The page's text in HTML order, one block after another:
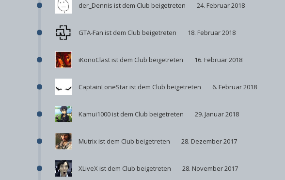
der_Dennis ist dem Club beigetreten 24. Februar 2018
GTA-Fan ist dem Club beigetreten 18. Februar 2018
iKonoClastist dem Club beigetreten 16. Februar 2018
CaptainLoneStarist dem Club beigetreten 6. Februar 2018
Kamui1000ist dem Club beigetreten 29. Januar 2018
Mutrixist dem Club beigetreten 28. Dezember 2017
XLiveXist dem Club beigetreten 28. November 2017